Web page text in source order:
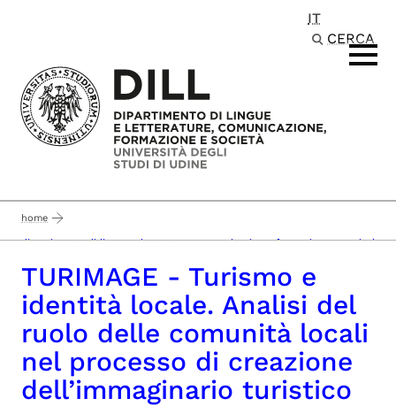
IT
CERCA
home
dipartimento di lingue e letterature, comunicazione, formazione e società
TURIMAGE - Turismo e
identità locale. Analisi del
ruolo delle comunità locali
nel processo di creazione
dell’immaginario turistico